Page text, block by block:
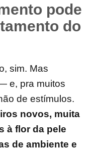
pode
do
sim. Mas
e, pra muitos
de estímulos.
novos, muita
à flor da pele
de ambiente e